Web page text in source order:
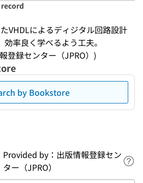
VHDLによるディジタル回路設計
率良く学べるよう工夫。
登録センター（JPRO）)
by Bookstore
Provided by：出版情報登録セン
ター（JPRO）